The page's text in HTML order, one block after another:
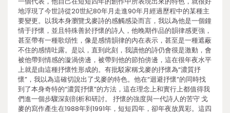
地浮現了今世詩從20世紀80年月走進90年月經過歷程中的某種主
要變更。以我本身瀏覽戈麥詩的感觸感染而言，我以為他是一個鐘
情于抒懷，並且特殊善於抒懷的詩人，他晚期作品的韻律感更強，
甚至帶有一種歌頌性，像是感情韻律的內在表示，甚至是一種遮蔽
不住的感情吐露。是以，直到此刻，我讀他的詩仍會很是激動，會
被他帶到情感的漩渦傍邊，被帶到他的節拍傍邊，這在很年夜水平
上就是由這種抒懷性形成的。有批駁家稱戈麥的抒懷為“濃質抒
懷”，我以為這確切說出了戈麥的特色。他在“迴避抒懷”的同時找
到了本身奇特的“濃質抒懷”的方法，這在理念上和實行上都值得我
們進一個步驟深刻剖析和研討。 抒懷的強度與一代詩人的苦守 戈
麥的寫作產生在1988年到1991年，短短四年，卻年夜放異彩。這四